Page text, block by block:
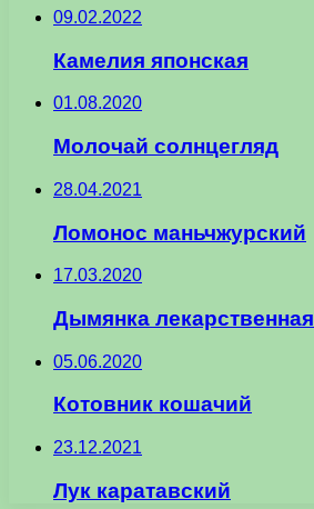
09.02.2022
Камелия японская
01.08.2020
Молочай солнцегляд
28.04.2021
Ломонос маньчжурский
17.03.2020
Дымянка лекарственная
05.06.2020
Котовник кошачий
23.12.2021
Лук каратавский